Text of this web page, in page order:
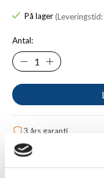
På lager
Antal:
3 års garanti
Gratis fragt fra 1.000 kr.
Betal sikkert med